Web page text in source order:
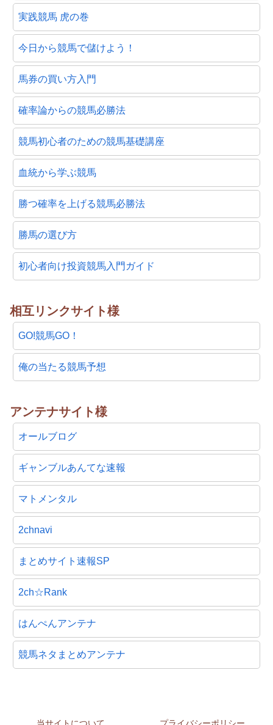
実践競馬 虎の巻
今日から競馬で儲けよう！
馬券の買い方入門
確率論からの競馬必勝法
競馬初心者のための競馬基礎講座
血統から学ぶ競馬
勝つ確率を上げる競馬必勝法
勝馬の選び方
初心者向け投資競馬入門ガイド
相互リンクサイト様
GO!競馬GO！
俺の当たる競馬予想
アンテナサイト様
オールブログ
ギャンブルあんてな速報
マトメンタル
2chnavi
まとめサイト速報SP
2ch☆Rank
はんぺんアンテナ
競馬ネタまとめアンテナ